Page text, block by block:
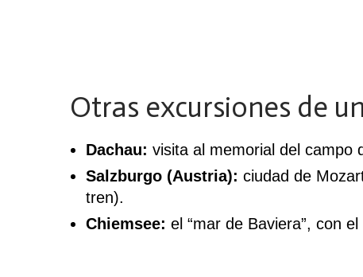
Otras excursiones de
Dachau: visita al memorial del campo
Salzburgo (Austria): ciudad de
tren).
Chiemsee: el “mar de Baviera”, con